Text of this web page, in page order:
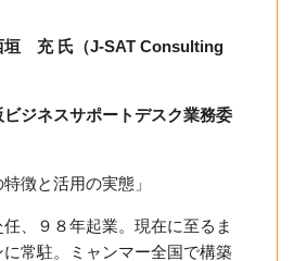
垣 充 氏（J-SAT Consulting
ビジネスサポートデスク業務委
徴と活用の実態」
、９８年起業。現在に至るま
常駐。ミャンマー全国で構築